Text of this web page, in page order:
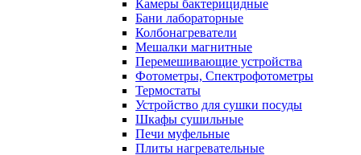
Камеры бактерицидные
Бани лабораторные
Колбонагреватели
Мешалки магнитные
Перемешивающие устройства
Фотометры, Спектрофотометры
Термостаты
Устройство для сушки посуды
Шкафы сушильные
Печи муфельные
Плиты нагревательные